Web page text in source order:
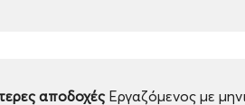
αποδοχές Εργαζόμενος με